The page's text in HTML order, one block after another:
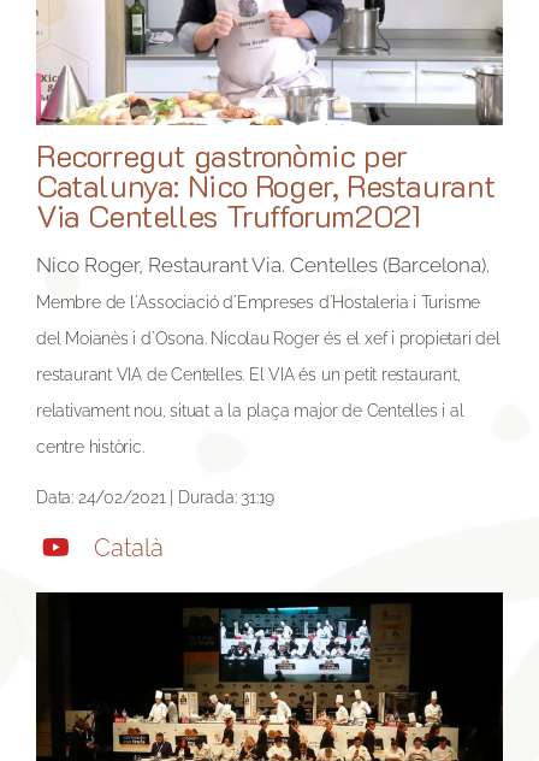
Recorregut gastronòmic per
Catalunya: Nico Roger, Restaurant
Via Centelles Trufforum2021
Nico Roger, Restaurant Via. Centelles (Barcelona).
Membre de l´Associació d´Empreses d´Hostaleria i Turisme
del Moianès i d´Osona. Nicolau Roger és el xef i propietari del
restaurant VIA de Centelles. El VIA és un petit restaurant,
relativament nou, situat a la plaça major de Centelles i al
centre històric.
Data: 24/02/2021 | Durada: 31:19
Català